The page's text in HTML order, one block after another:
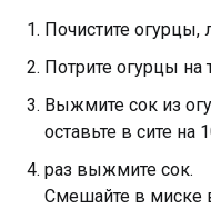
Почистите огурцы,
Потрите огурцы на
Выжмите сок из
оставьте в сите на
раз выжмите сок.
Смешайте в миске